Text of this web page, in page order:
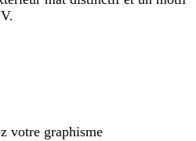
votre graphisme